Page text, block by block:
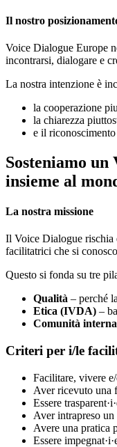
Il nostro
Voice Dialogue Europe
incontrarsi, dialogare e
La nostra intenzione è
la cooperazione
la chiarezza
e il
Sosteniamo un
insieme al
La nostra missione
Il Voice Dialogue rischia
facilitatrici che si
Questo si fonda su tre
Qualità – perché
Etica (IVDA) –
Comunità
Criteri per i/le
Facilitare, vivere
Aver ricevuto una
Essere
Aver intrapreso
Avere una pratica
Essere